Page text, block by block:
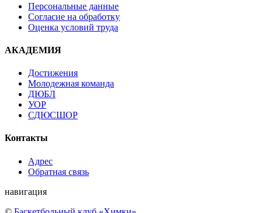
Персональные данные
Согласие на обработку
Оценка условий труда
АКАДЕМИЯ
Достижения
Молодежная команда
ДЮБЛ
УОР
СДЮСШОР
Контакты
Адрес
Обратная связь
навигация